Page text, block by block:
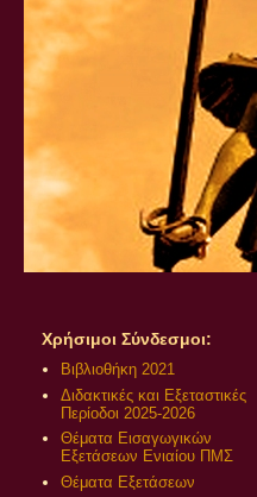
Χρήσιμοι Σύνδεσμοι:
Βιβλιοθήκη 2021
Διδακτικές και Εξεταστικές
Περίοδοι 2025-2026
Θέματα Εισαγωγικών
Εξετάσεων Ενιαίου ΠΜΣ
Θέματα Εξετάσεων